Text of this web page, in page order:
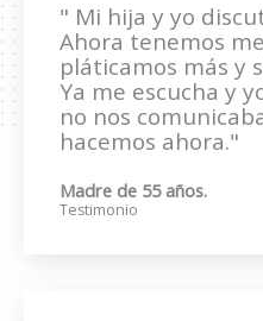
" Mi hija y yo
Ahora tenemos
pláticamos más y
Ya me escucha y
no nos
hacemos ahora."
Madre de 55 años.
Testimonio